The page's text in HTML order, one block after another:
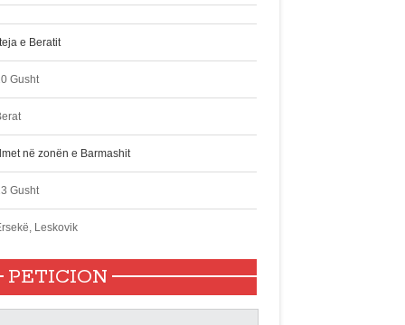
e Beratit
Gusht
në zonën e Barmashit
Gusht
Leskovik
PETICION